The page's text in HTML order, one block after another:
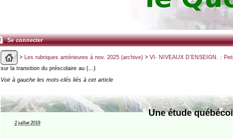
Se connecter
> Les rubriques antérieures à nov. 2025 (archive)> VI- NIVEAUX D’ENSEIGN. :
sur la transition du préscolaire au (…)
Voir à gauche les mots-clés liés à cet article
Une étude
2 juillet 2019